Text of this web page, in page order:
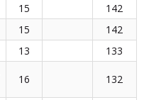
15
142
15
142
13 133
16 132